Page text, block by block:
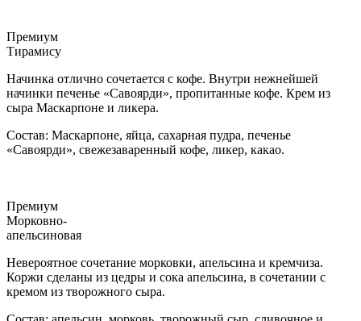
Премиум
Тирамису
Начинка отлично сочетается с кофе. Внутри нежнейшей
начинки печенье «Савоярди», пропитанные кофе. Крем из
сыра Маскарпоне и ликера.
Состав: Маскарпоне, яйца, сахарная пудра, печенье
«Савоярди», свежезаваренный кофе, ликер, какао.
Премиум
Морковно-
апельсиновая
Невероятное сочетание морковки, апельсина и кремчиза.
Коржи сделаны из цедры и сока апельсина, в сочетании с
кремом из творожного сыра.